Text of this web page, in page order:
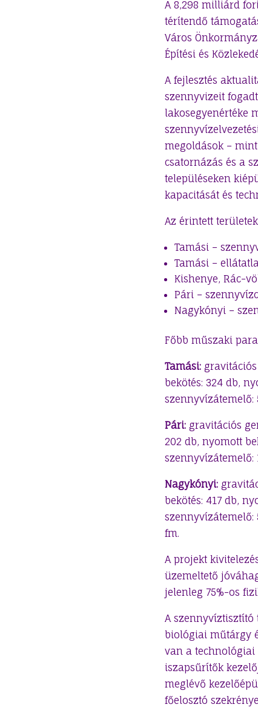
A 8,298 milliárd
térítendő
Város
Építési és
A fejlesztés
szennyvizeit
lakosegyenértéke
megoldások –
csatornázás és a
településeken
kapacitását és
Az érintett
Tamási –
Tamási –
Kishenye, Rác-
Pári –
Nagykónyi –
Főbb műszaki
Tamási:
bekötés: 324 db,
szennyvízátemelő:
Pári: gravitációs
202 db, nyomott
szennyvízátemelő:
Nagykónyi:
bekötés: 417 db,
szennyvízátemelő:
fm.
A projekt
üzemeltető
jelenleg 75%-os
A
biológiai műtárgy
van a technológiai
iszapsűrítők
meglévő
főelosztó